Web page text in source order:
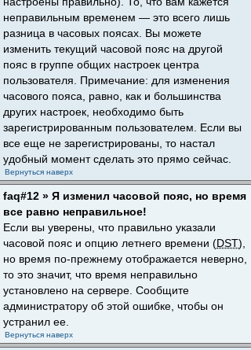
неправильным временем — это всего лишь
разница в часовых поясах. Вы можете
изменить текущий часовой пояс на другой
пояс в группе общих настроек центра
пользователя. Примечание: для изменения
часового пояса, равно, как и большинства
других настроек, необходимо быть
зарегистрированным пользователем. Если вы
все еще не зарегистрированы, то настал
удобный момент сделать это прямо сейчас.
Вернуться наверх
faq#12 » Я изменил часовой пояс, но время
все равно неправильное!
Если вы уверены, что правильно указали
часовой пояс и опцию летнего времени (DST),
но время по-прежнему отображается неверно,
то это значит, что время неправильно
установлено на сервере. Сообщите
администратору об этой ошибке, чтобы он
устранил ее.
Вернуться наверх